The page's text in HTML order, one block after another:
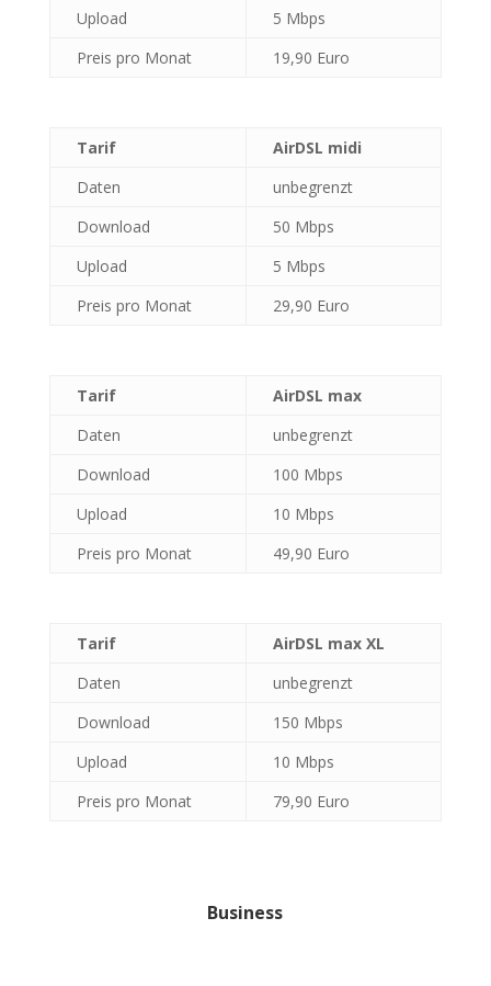
Upload
5 Mbps
Preis pro Monat
19,90 Euro
Tarif
AirDSL midi
Daten
unbegrenzt
Download
50 Mbps
Upload
5 Mbps
Preis pro Monat
29,90 Euro
Tarif
AirDSL max
Daten
unbegrenzt
Download
100 Mbps
Upload
10 Mbps
Preis pro Monat
49,90 Euro
Tarif
AirDSL max XL
Daten
unbegrenzt
Download
150 Mbps
Upload
10 Mbps
Preis pro Monat
79,90 Euro
Business